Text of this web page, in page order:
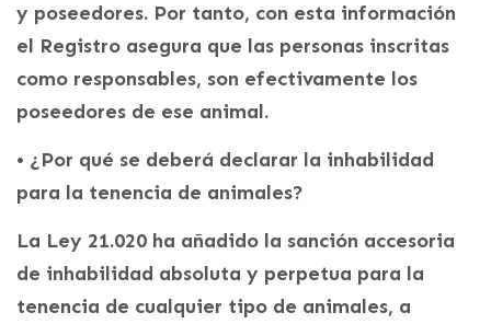
y poseedores. Por tanto, con esta información
el Registro asegura que las personas inscritas
como responsables, son efectivamente los
poseedores de ese animal.
• ¿Por qué se deberá declarar la inhabilidad
para la tenencia de animales?
La Ley 21.020 ha añadido la sanción accesoria
de inhabilidad absoluta y perpetua para la
tenencia de cualquier tipo de animales, a